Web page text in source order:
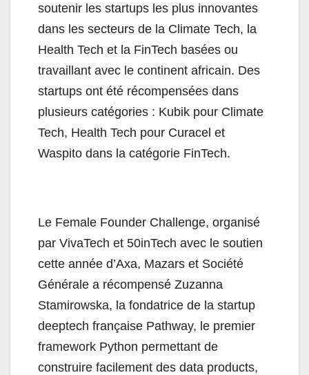
soutenir les startups les plus innovantes
dans les secteurs de la Climate Tech, la
Health Tech et la FinTech basées ou
travaillant avec le continent africain. Des
startups ont été récompensées dans
plusieurs catégories : Kubik pour Climate
Tech, Health Tech pour Curacel et
Waspito dans la catégorie FinTech.
Le Female Founder Challenge, organisé
par VivaTech et 50inTech avec le soutien
cette année d’Axa, Mazars et Société
Générale a récompensé Zuzanna
Stamirowska, la fondatrice de la startup
deeptech française Pathway, le premier
framework Python permettant de
construire facilement des data products,